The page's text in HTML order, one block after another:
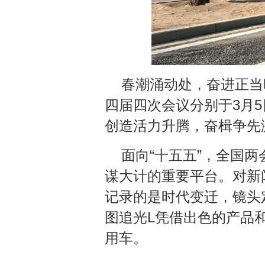
春潮涌动处，奋进正
四届四次会议分别于3月
创造活力升腾，奋楫争
面向“十五五”，全国
谋大计的重要平台。对
记录的是时代变迁，镜
图追光L凭借出色的产品
用车。